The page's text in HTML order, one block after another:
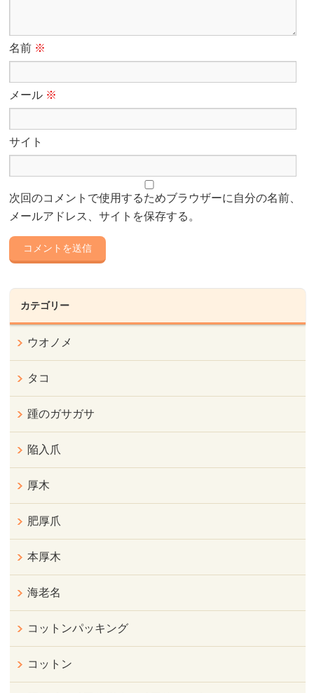
名前 ※
メール ※
サイト
次回のコメントで使用するためブラウザーに自分の名前、
メールアドレス、サイトを保存する。
カテゴリー
ウオノメ
タコ
踵のガサガサ
陥入爪
厚木
肥厚爪
本厚木
海老名
コットンパッキング
コットン